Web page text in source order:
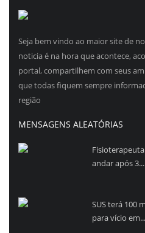
Seja bem vindo ao maior site de
noticia é na hora que acontece,
portal, compartilhem com seus
que todas fiquem sempre
região
MENSAGENS ALEATÓRIAS
andar após 3...
SUS terá 100
para vício em...